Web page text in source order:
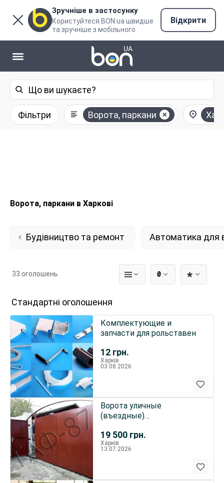
Зручніше в застосунку
Користуйтеся BON.ua швидше
та зручніше з мобільного
Відкрити
Фільтри Ворота, паркани
Ворота, паркани в Харкові
Будівництво та ремонт Автоматика для
₴
33 оголошень
Стандартні оголошення
12 грн.
Комплектующие и
запчасти для рольставен
Харків
03.08.2026
19 500 грн.
Ворота уличные
(въездные)
Харків
13.07.2026